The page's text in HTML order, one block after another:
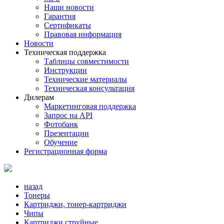
Наши новости
Гарантия
Сертификаты
Правовая информация
Новости
Техническая поддержка
Таблицы совместимости
Инструкции
Технические материалы
Техническая консультация
Дилерам
Маркетинговая поддержка
Запрос на API
Фотобанк
Презентации
Обучение
Регистрационная форма
назад
Тонеры
Картриджи, тонер-картриджи
Чипы
Картриджи струйные